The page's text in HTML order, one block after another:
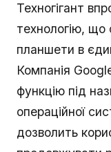
Техногігант
технологію,
планшети в
Компанія
функцію під
операційної
дозволить